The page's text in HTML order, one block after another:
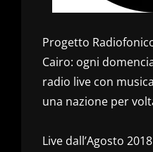
Progetto
Cairo: ogni
radio live con
una nazione per
Live dall’Agosto